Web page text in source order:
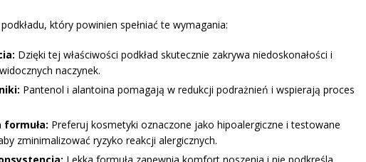
który powinien spełniać te wymagania:
Dzięki tej właściwości podkład skutecznie zakrywa niedoskonałości i
naczynek.
Pantenol i alantoina pomagają w redukcji podrażnień i wspierają proces
Preferuj kosmetyki oznaczone jako hipoalergiczne i testowane
zminimalizować ryzyko reakcji alergicznych.